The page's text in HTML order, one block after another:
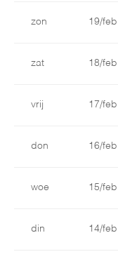
zon 19/feb
zat 18/feb
vrij 17/feb
don 16/feb
woe 15/feb
din 14/feb